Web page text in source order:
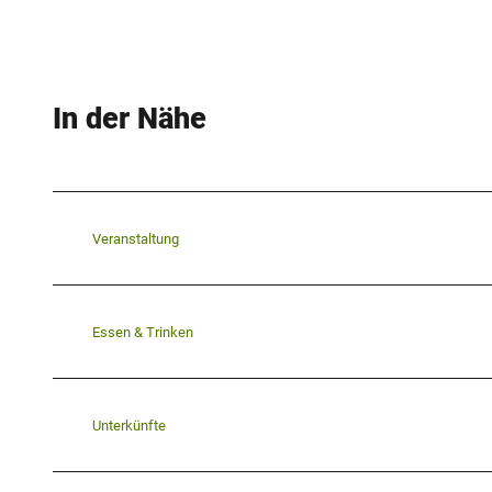
In der Nähe
Veranstaltung
Essen & Trinken
Unterkünfte